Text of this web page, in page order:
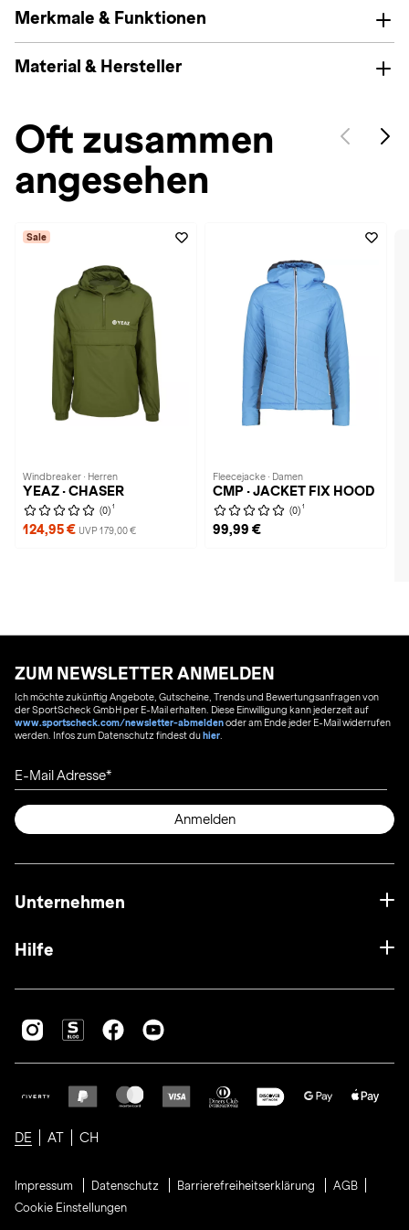
Merkmale & Funktionen
Material & Hersteller
Oft zusammen
angesehen
Sale
Windbreaker · Herren
YEAZ · CHASER
(0) 1
124,95 € UVP 179,00 €
Fleecejacke · Damen
CMP · JACKET FIX HOOD
(0) 1
99,99 €
ZUM NEWSLETTER ANMELDEN
Ich möchte zukünftig Angebote, Gutscheine, Trends und Bewertungsanfragen von
der SportScheck GmbH per E-Mail erhalten. Diese Einwilligung kann jederzeit auf
www.sportscheck.com/newsletter-abmeldenoder am Ende jeder E-Mail widerrufen
werden. Infos zum Datenschutz findest duhier
E-Mail Adresse
Anmelden
Unternehmen
Hilfe
DE AT CH
Impressum Datenschutz Barrierefreiheitserklärung
AGB
Cookie Einstellungen